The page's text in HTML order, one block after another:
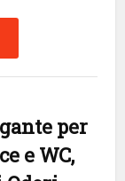
per
e WC,